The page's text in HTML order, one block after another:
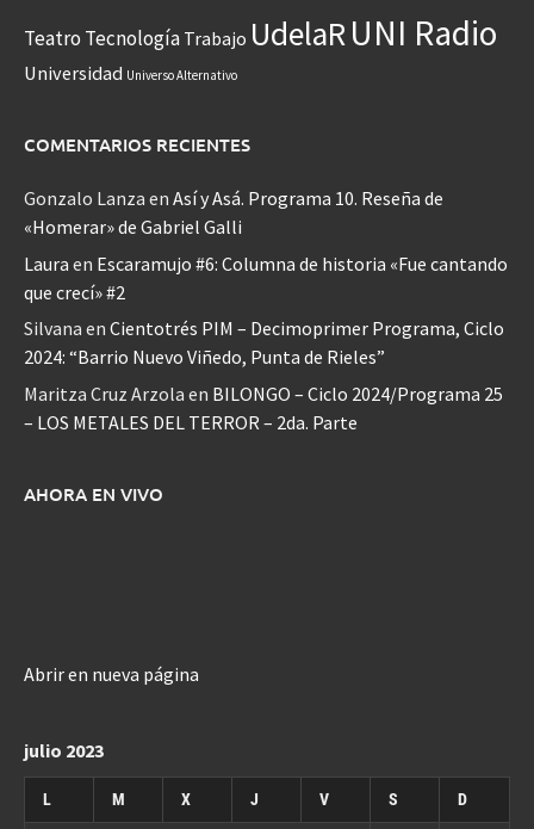
Teatro Tecnología Trabajo UdelaRUNI Radio
Universidad Universo Alternativo
COMENTARIOS RECIENTES
Gonzalo Lanza en Así y Asá. Programa 10. Reseña de
«Homerar» de Gabriel Galli
Laura en Escaramujo #6: Columna de historia «Fue cantando
que crecí» #2
Silvana en Cientotrés PIM – Decimoprimer Programa, Ciclo
2024: “Barrio Nuevo Viñedo, Punta de Rieles”
Maritza Cruz Arzola en BILONGO – Ciclo 2024/Programa 25
– LOS METALES DEL TERROR – 2da. Parte
AHORA EN VIVO
Abrir en nueva página
julio 2023
L M X J V S D